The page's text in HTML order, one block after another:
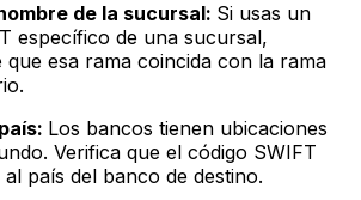
de la sucursal: Si usas un
específico de una sucursal,
que esa rama coincida con la rama
Los bancos tienen ubicaciones
Verifica que el código SWIFT
país del banco de destino.